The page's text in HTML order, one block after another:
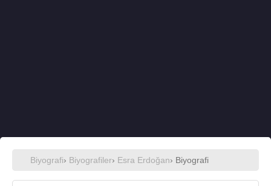
Biyografi› Biyografiler› Esra Erdoğan› Biyografi